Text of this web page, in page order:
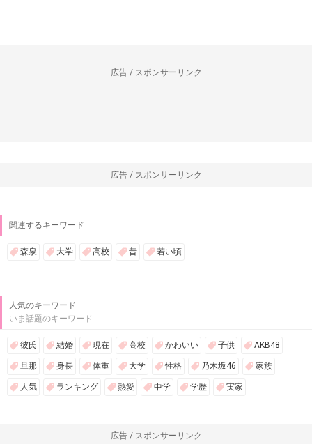
広告 / スポンサーリンク
広告 / スポンサーリンク
関連するキーワード
森泉 大学 高校 昔 若い頃
人気のキーワード
いま話題のキーワード
彼氏 結婚 現在 高校 かわいい 子供 AKB48
旦那 身長 体重 大学 性格 乃木坂46 家族
人気 ランキング 熱愛 中学 学歴 実家
広告 / スポンサーリンク